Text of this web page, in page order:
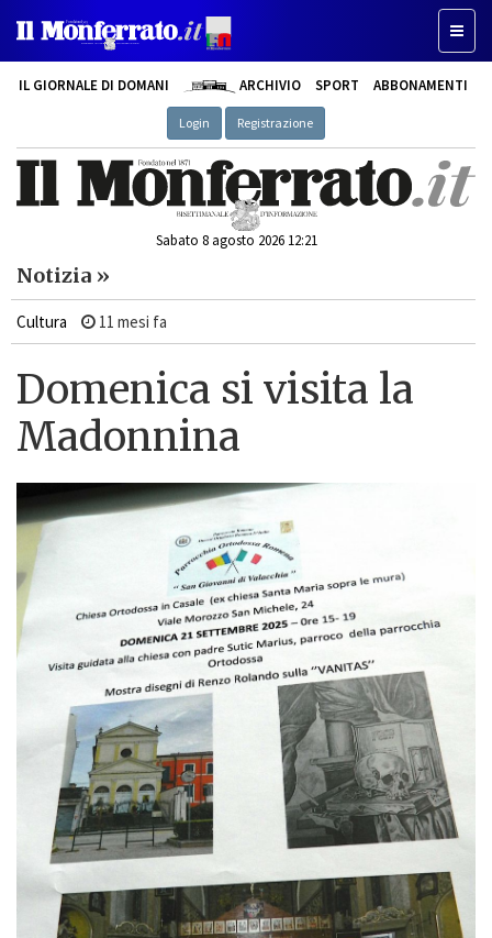
IL GIORNALE DI DOMANI ARCHIVIO SPORT ABBONAMENTI
Login Registrazione
Sabato 8 agosto 2026 12:21
Notizia »
Cultura 11 mesi fa
Domenica si visita la
Madonnina